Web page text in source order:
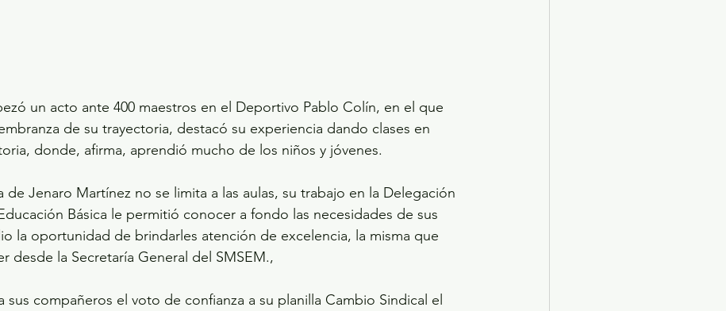
un acto ante 400 maestros en el Deportivo Pablo Colín, en el que
de su trayectoria, destacó su experiencia dando clases en
donde, afirma, aprendió mucho de los niños y jóvenes.
de Jenaro Martínez no se limita a las aulas, su trabajo en la Delegación
Básica le permitió conocer a fondo las necesidades de sus
la oportunidad de brindarles atención de excelencia, la misma que
desde la Secretaría General del SMSEM.,
sus compañeros el voto de confianza a su planilla Cambio Sindical el